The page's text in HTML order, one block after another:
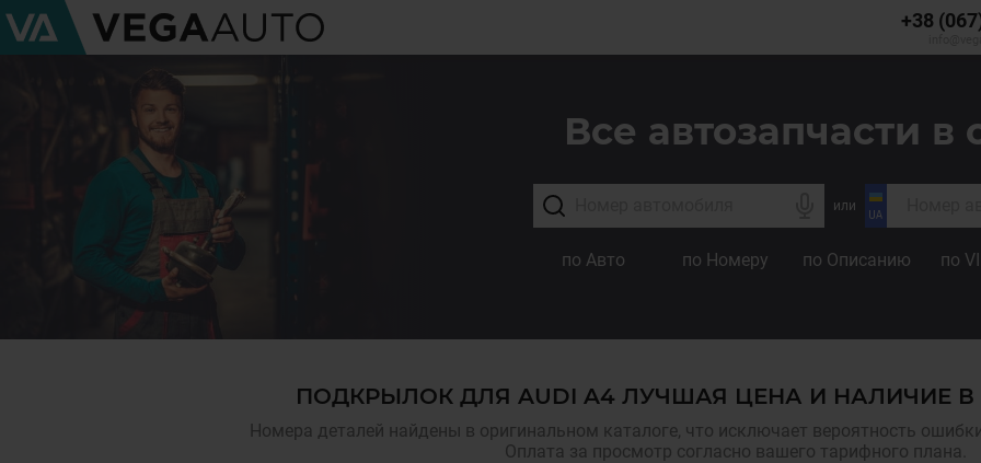
+38
Все автозапчасти
или
по Авто по Номеру по Описанию по
ПОДКРЫЛОК ДЛЯ AUDI A4 ЛУЧШАЯ ЦЕНА И НАЛИЧИЕ
Номера деталей найдены в оригинальном каталоге, что исключает вероятность
Оплата за просмотр согласно вашего тарифного плана.